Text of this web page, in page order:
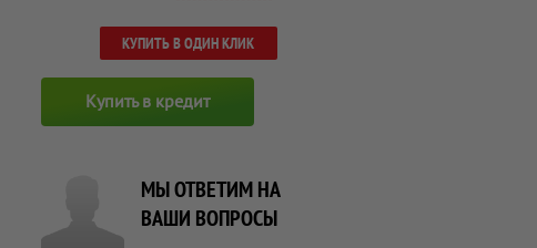
КУПИТЬ В ОДИН КЛИК
Купить в кредит
МЫ ОТВЕТИМ НА
ВАШИ ВОПРОСЫ